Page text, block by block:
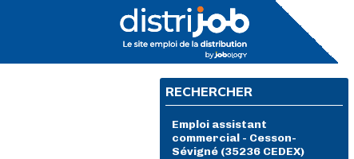
RECHERCHER
Emploi assistant
commercial - Cesson-
Sévigné (35236 CEDEX)